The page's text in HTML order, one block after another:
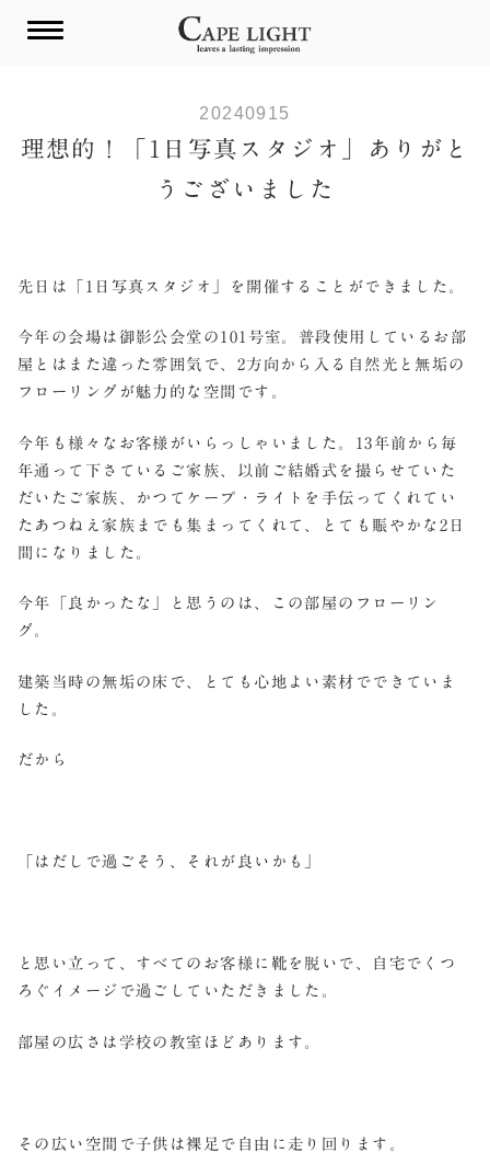
20240915
理想的！「1日写真スタジオ」ありがと
うございました
先日は「1日写真スタジオ」を開催することができました。
今年の会場は御影公会堂の101号室。普段使用しているお部
屋とはまた違った雰囲気で、2方向から入る自然光と無垢の
フローリングが魅力的な空間です。
今年も様々なお客様がいらっしゃいました。13年前から毎
年通って下さているご家族、以前ご結婚式を撮らせていた
だいたご家族、かつてケープ・ライトを手伝ってくれてい
たあつねえ家族までも集まってくれて、とても賑やかな2日
間になりました。
今年「良かったな」と思うのは、この部屋のフローリン
グ。
建築当時の無垢の床で、とても心地よい素材でできていま
した。
だから
「はだしで過ごそう、それが良いかも」
と思い立って、すべてのお客様に靴を脱いで、自宅でくつ
ろぐイメージで過ごしていただきました。
部屋の広さは学校の教室ほどあります。
その広い空間で子供は裸足で自由に走り回ります。